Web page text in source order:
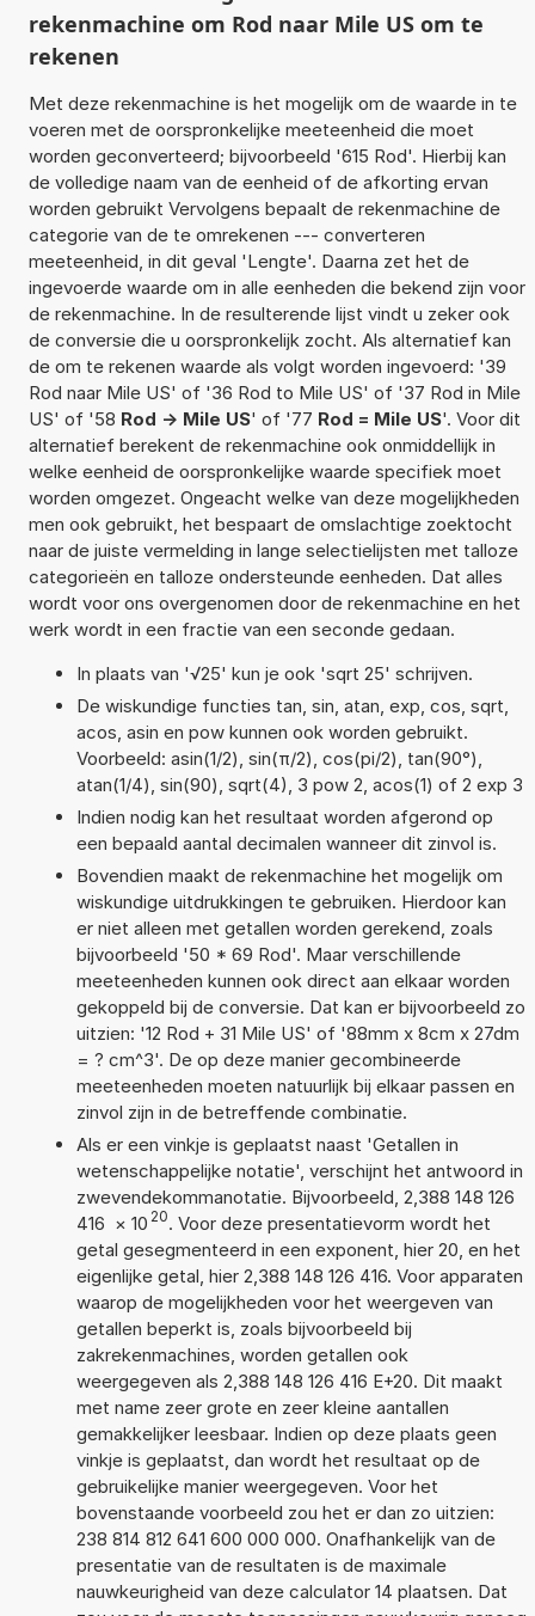
rekenmachine om Rod naar Mile US om te
rekenen
Met deze rekenmachine is het mogelijk om de waarde in te
voeren met de oorspronkelijke meeteenheid die moet
worden geconverteerd; bijvoorbeeld '615 Rod'. Hierbij kan
de volledige naam van de eenheid of de afkorting ervan
worden gebruikt Vervolgens bepaalt de rekenmachine de
categorie van de te omrekenen --- converteren
meeteenheid, in dit geval 'Lengte'. Daarna zet het de
ingevoerde waarde om in alle eenheden die bekend zijn voor
de rekenmachine. In de resulterende lijst vindt u zeker ook
de conversie die u oorspronkelijk zocht. Als alternatief kan
de om te rekenen waarde als volgt worden ingevoerd: '39
Rod naar Mile US' of '36 Rod to Mile US' of '37 Rod in Mile
US' of '58 Rod -> Mile US' of '77 Rod = Mile US'. Voor dit
alternatief berekent de rekenmachine ook onmiddellijk in
welke eenheid de oorspronkelijke waarde specifiek moet
worden omgezet. Ongeacht welke van deze mogelijkheden
men ook gebruikt, het bespaart de omslachtige zoektocht
naar de juiste vermelding in lange selectielijsten met talloze
categorieën en talloze ondersteunde eenheden. Dat alles
wordt voor ons overgenomen door de rekenmachine en het
werk wordt in een fractie van een seconde gedaan.
In plaats van '√25' kun je ook 'sqrt 25' schrijven.
De wiskundige functies tan, sin, atan, exp, cos, sqrt,
acos, asin en pow kunnen ook worden gebruikt.
Voorbeeld: asin(1/2), sin(π/2), cos(pi/2), tan(90°),
atan(1/4), sin(90), sqrt(4), 3 pow 2, acos(1) of 2 exp 3
Indien nodig kan het resultaat worden afgerond op
een bepaald aantal decimalen wanneer dit zinvol is.
Bovendien maakt de rekenmachine het mogelijk om
wiskundige uitdrukkingen te gebruiken. Hierdoor kan
er niet alleen met getallen worden gerekend, zoals
bijvoorbeeld '50 * 69 Rod'. Maar verschillende
meeteenheden kunnen ook direct aan elkaar worden
gekoppeld bij de conversie. Dat kan er bijvoorbeeld zo
uitzien: '12 Rod + 31 Mile US' of '88mm x 8cm x 27dm
= ? cm^3'. De op deze manier gecombineerde
meeteenheden moeten natuurlijk bij elkaar passen en
zinvol zijn in de betreffende combinatie.
Als er een vinkje is geplaatst naast 'Getallen in
wetenschappelijke notatie', verschijnt het antwoord in
zwevendekommanotatie. Bijvoorbeeld, 2,388 148 126
416 × 10 20. Voor deze presentatievorm wordt het
getal gesegmenteerd in een exponent, hier 20, en het
eigenlijke getal, hier 2,388 148 126 416. Voor apparaten
waarop de mogelijkheden voor het weergeven van
getallen beperkt is, zoals bijvoorbeeld bij
zakrekenmachines, worden getallen ook
weergegeven als 2,388 148 126 416 E+20. Dit maakt
met name zeer grote en zeer kleine aantallen
gemakkelijker leesbaar. Indien op deze plaats geen
vinkje is geplaatst, dan wordt het resultaat op de
gebruikelijke manier weergegeven. Voor het
bovenstaande voorbeeld zou het er dan zo uitzien:
238 814 812 641 600 000 000. Onafhankelijk van de
presentatie van de resultaten is de maximale
nauwkeurigheid van deze calculator 14 plaatsen. Dat